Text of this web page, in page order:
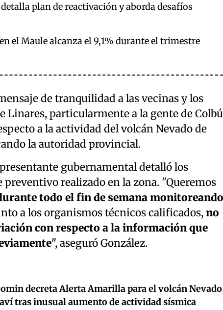
plan de reactivación y aborda desafíos
el Maule alcanza el 9,1% durante el trimestre
de tranquilidad a las vecinas y los
Linares, particularmente a la gente de
a la actividad del volcán Nevado de
la autoridad provincial.
gubernamental detalló los
preventivo realizado en la zona. "Queremos
todo el fin de semana monitoreando
a los organismos técnicos calificados,no
con respecto a la información que
", aseguró González.
decreta Alerta Amarilla para el volcán Nevado
tras inusual aumento de actividad sísmica